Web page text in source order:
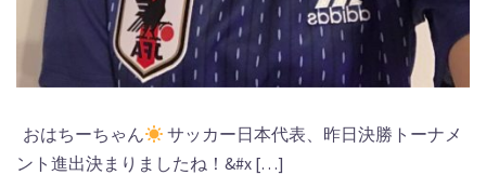
おはちーちゃん
サッカー日本代表、昨日決勝トーナメ
ント進出決まりましたね！&#x […]